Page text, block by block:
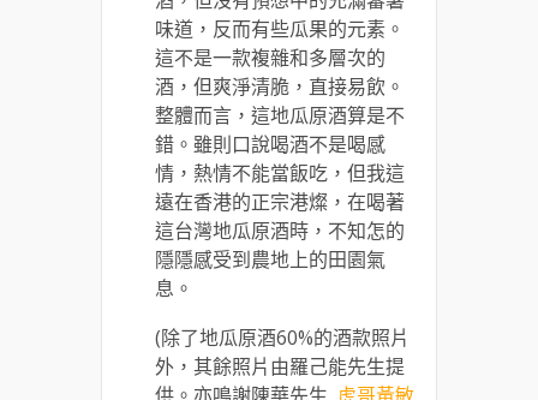
味道，反而有些瓜果的元素。
這不是一款複雜和多層次的
酒，但爽淨清脆，直接易飲。
整體而言，這地瓜原酒算是不
錯。雖則口說喝酒不是喝感
情，熱情不能當飯吃，但我這
遠在香港的正宗港燦，在喝著
這台灣地瓜原酒時，不知怎的
隱隱感受到農地上的田園氣
息。
(除了地瓜原酒60%的酒款照片
外，其餘照片由羅己能先生提